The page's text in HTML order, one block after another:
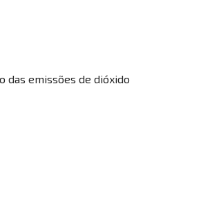
das emissões de dióxido